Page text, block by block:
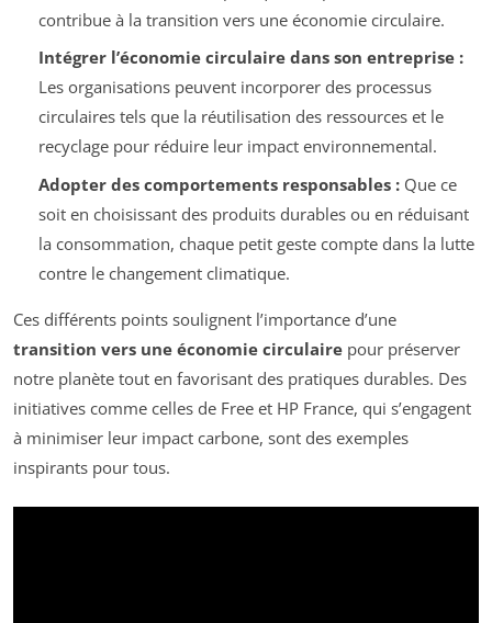
contribue à la transition vers une économie circulaire.
Intégrer l’économie circulaire dans son entreprise :
Les organisations peuvent incorporer des processus
circulaires tels que la réutilisation des ressources et le
recyclage pour réduire leur impact environnemental.
Adopter des comportements responsables :Que ce
soit en choisissant des produits durables ou en réduisant
la consommation, chaque petit geste compte dans la lutte
contre le changement climatique.
Ces différents points soulignent l’importance d’une
transition vers une économie circulaire pour préserver
notre planète tout en favorisant des pratiques durables. Des
initiatives comme celles de Free et HP France, qui s’engagent
à minimiser leur impact carbone, sont des exemples
inspirants pour tous.